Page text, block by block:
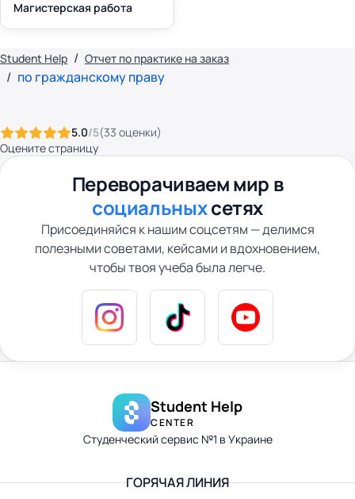
Магистерская работа
Student Help Отчет по практике на заказ
по гражданскому праву
5.0/5(33 оценки)
Оцените страницу
Переворачиваем мир в
социальныхсетях
Присоединяйся к нашим соцсетям — делимся
полезными советами, кейсами и вдохновением,
чтобы твоя учеба была легче.
Student Help
CENTER
Студенческий сервис №1 в Украине
ГОРЯЧАЯ ЛИНИЯ